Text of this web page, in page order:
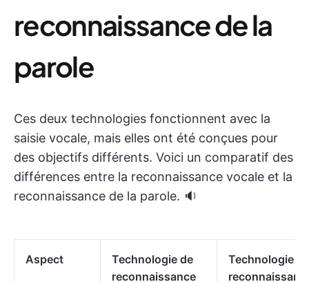
reconnaissance de la
parole
Ces deux technologies fonctionnent avec la
saisie vocale, mais elles ont été conçues pour
des objectifs différents. Voici un comparatif des
différences entre la reconnaissance vocale et la
reconnaissance de la parole. 🔉
Aspect
Technologie de
reconnaissance
Technologie de